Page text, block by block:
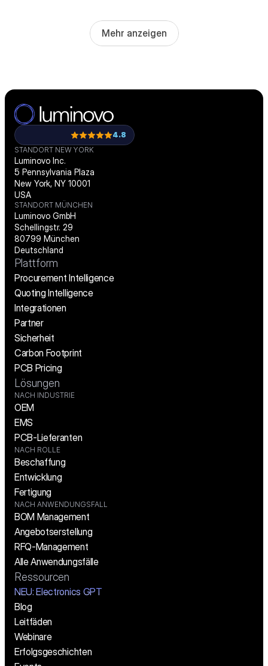
Mehr anzeigen
4.8
STANDORT NEW YORK
Luminovo Inc.
5 Pennsylvania Plaza
New York, NY 10001
USA
STANDORT MÜNCHEN
Luminovo GmbH
Schellingstr. 29
80799 München
Deutschland
Plattform
Procurement Intelligence
Quoting Intelligence
Integrationen
Partner
Sicherheit
Carbon Footprint
PCB Pricing
Lösungen
NACH INDUSTRIE
OEM
EMS
PCB-Lieferanten
NACH ROLLE
Beschaffung
Entwicklung
Fertigung
NACH ANWENDUNGSFALL
BOM Management
Angebotserstellung
RFQ-Management
Alle Anwendungsfälle
Ressourcen
NEU: Electronics GPT
Blog
Leitfäden
Webinare
Erfolgsgeschichten